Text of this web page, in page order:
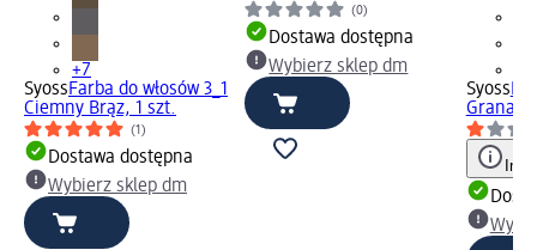
+7
SyossFarba do włosów 3_1
Ciemny Brąz, 1 szt.
(1)
Dostawa dostępna
Wybierz sklep dm
(0)
Dostawa dostępna
Wybierz sklep dm
Syoss